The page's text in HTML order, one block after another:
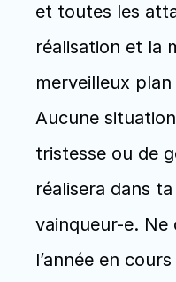
et toutes les
réalisation et la
merveilleux
Aucune
tristesse ou de
réalisera dans
vainqueur-e. Ne
l’année en